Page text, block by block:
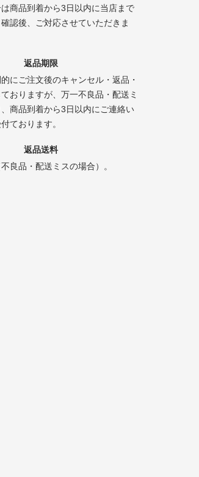
商品到着から3日以内に当店まで
認後、ご対応させていただきま
返品期限
にご注文後のキャンセル・返品・
おりますが、万一不良品・配送ミ
商品到着から3日以内にご連絡い
ております。
返品送料
良品・配送ミスの場合）。